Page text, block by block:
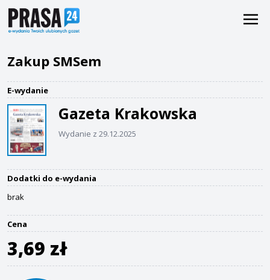
Zakup SMSem
E-wydanie
Gazeta Krakowska
Wydanie z 29.12.2025
Dodatki do e-wydania
brak
Cena
3,69 zł